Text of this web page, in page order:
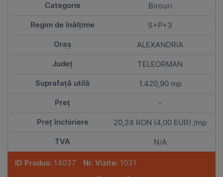
Birouri
S+P+3
ALEXANDRIA
TELEORMAN
1.420,90 mp
-
20,24 RON (4,00 EUR) /mp
N/A
ID Produs: 14037 Nr. Vizite: 1031